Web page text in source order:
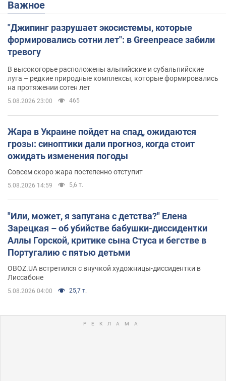
Важное
"Джипинг разрушает экосистемы, которые
формировались сотни лет": в Greenpeace забили
тревогу
В высокогорье расположены альпийские и субальпийские
луга – редкие природные комплексы, которые формировались
на протяжении сотен лет
5.08.2026 23:00 465
Жара в Украине пойдет на спад, ожидаются
грозы: синоптики дали прогноз, когда стоит
ожидать изменения погоды
Совсем скоро жара постепенно отступит
5.08.2026 14:59 5,6 т.
"Или, может, я запугана с детства?" Елена
Зарецкая – об убийстве бабушки-диссидентки
Аллы Горской, критике сына Стуса и бегстве в
Португалию с пятью детьми
OBOZ.UA встретился с внучкой художницы-диссидентки в
Лиссабоне
5.08.2026 04:00 25,7 т.